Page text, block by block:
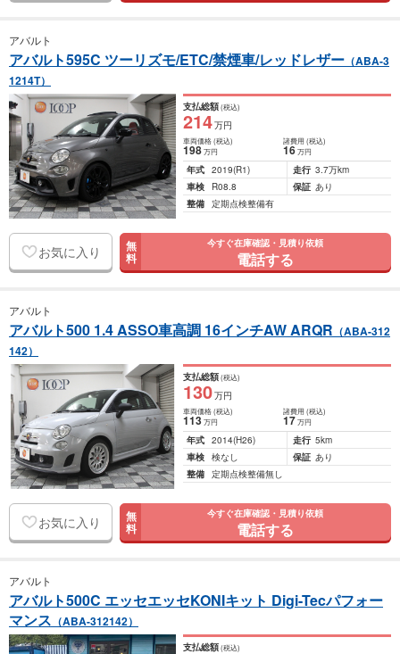
アバルト
アバルト595C ツーリズモ/ETC/禁煙車/レッドレザー （ABA-3
1214T）
支払総額(税込)
214万円
車両価格(税込)
198万円
諸費用 (税込)
16 万円
年式 2019(R1) 走行 3.7万km
車検
R08.8 保証 あり
整備 定期点検整備有
お気に入り 無
料
今すぐ在庫確認・見積り依頼
電話する
アバルト
アバルト500 1.4 ASSO車高調 16インチAW ARQR （ABA-312
142）
支払総額(税込)
130万円
車両価格(税込)
113万円
諸費用 (税込)
17 万円
年式 2014(H26) 走行 5km
車検 検なし 保証 あり
整備 定期点検整備無し
お気に入り 無
料
今すぐ在庫確認・見積り依頼
電話する
アバルト
アバルト500C エッセエッセKONIキット Digi-Tecパフォー
マンス （ABA-312142）
支払総額(税込)